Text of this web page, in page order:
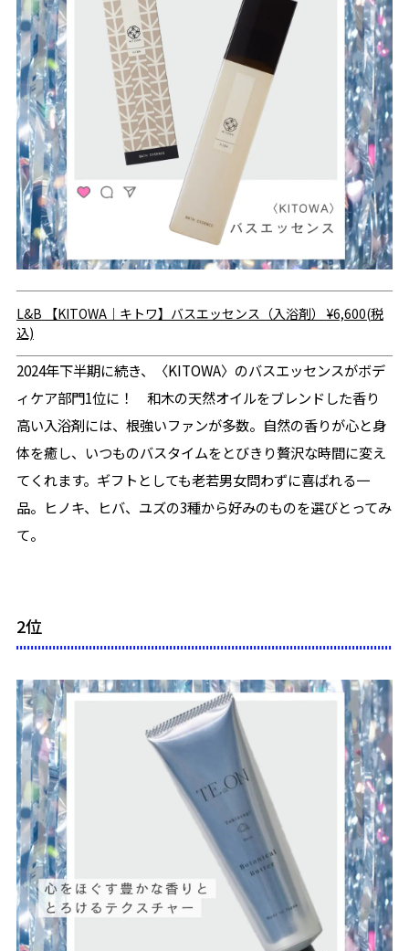
L&B 【KITOWA｜キトワ】バスエッセンス（入浴剤）
¥6,600(税
込)
2024年下半期に続き、〈KITOWA〉のバスエッセンスがボデ
ィケア部門1位に！ 和木の天然オイルをブレンドした香り
高い入浴剤には、根強いファンが多数。自然の香りが心と身
体を癒し、いつものバスタイムをとびきり贅沢な時間に変え
てくれます。ギフトとしても老若男女問わずに喜ばれる一
品。ヒノキ、ヒバ、ユズの3種から好みのものを選びとってみ
て。
2位